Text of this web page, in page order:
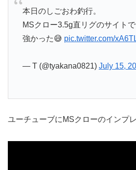
本日のしごおわ釣行。
MSクロー3.5g直リグのサイト
強かった😅 pic.twitter.com/
— T (@tyakana0821) July 15,
ユーチューブにMSクローのインプ